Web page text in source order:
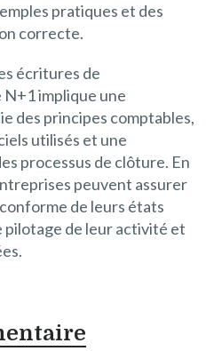
pratiques et des
correcte.
écritures de
N+1 implique une
des principes comptables,
utilisés et une
processus de clôture. En
peuvent assurer
de leurs états
de leur activité et